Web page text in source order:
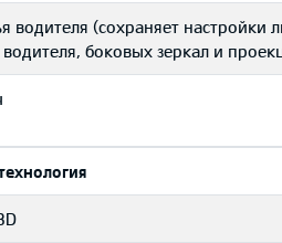
водителя (сохраняет настройки
водителя, боковых зеркал и